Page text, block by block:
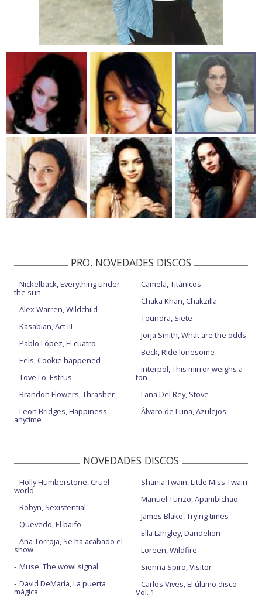
PRO. NOVEDADES DISCOS
Nickelback, Everything under
the sun
Alex Warren, Wildchild
Kasabian, Act III
Pablo López, El cuatro
Eels, Cookie happened
Tove Lo, Estrus
Brandon Flowers, Thrasher
Leon Bridges, Happiness
anytime
Camela, Titánicos
Chaka Khan, Chakzilla
Toundra, Siete
Jorja Smith, What are the odds
Beck, Ride lonesome
Interpol, This mirror weighs a
ton
Lana Del Rey, Stove
Álvaro de Luna, Azulejos
NOVEDADES DISCOS
Holly Humberstone, Cruel
world
Robyn, Sexistential
Quevedo, El baifo
Ana Torroja, Se ha acabado el
show
Muse, The wow! signal
David DeMaría, La puerta
mágica
Shania Twain, Little Miss Twain
Manuel Turizo, Apambichao
James Blake, Trying times
Ella Langley, Dandelion
Loreen, Wildfire
Sienna Spiro, Visitor
Carlos Vives, El último disco
Vol. 1